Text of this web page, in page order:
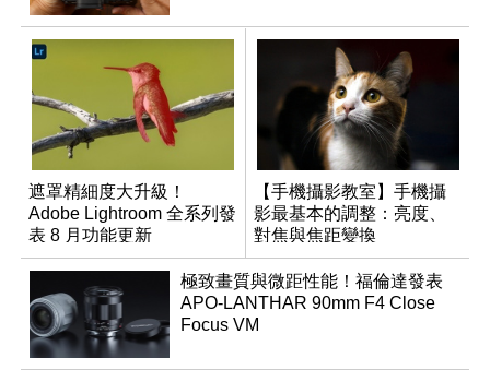
遮罩精細度大升級！
Adobe Lightroom 全系列發
表 8 月功能更新
【手機攝影教室】手機攝
影最基本的調整：亮度、
對焦與焦距變換
極致畫質與微距性能！福倫達發表
APO-LANTHAR 90mm F4 Close
Focus VM